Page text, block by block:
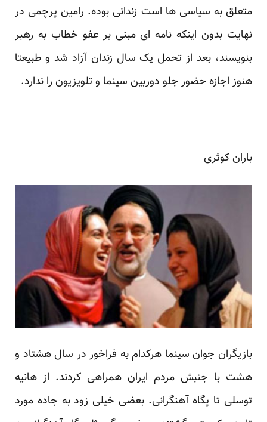
متعلق به سیاسی ها است زندانی بوده. رامین پرچمی در
نهایت بدون اینکه نامه ای مبنی بر عفو خطاب به رهبر
بنویسند، بعد از تحمل یک سال زندان آزاد شد و طبیعتا
هنوز اجازه حضور جلو دوربین سینما و تلویزیون را ندارد.
باران کوثری
بازیگران جوان سینما هرکدام به فراخور در سال هشتاد و
هشت با جنبش مردم ایران همراهی کردند. از هانیه
توسلی تا پگاه آهنگرانی. بعضی خیلی زود به جاده مورد